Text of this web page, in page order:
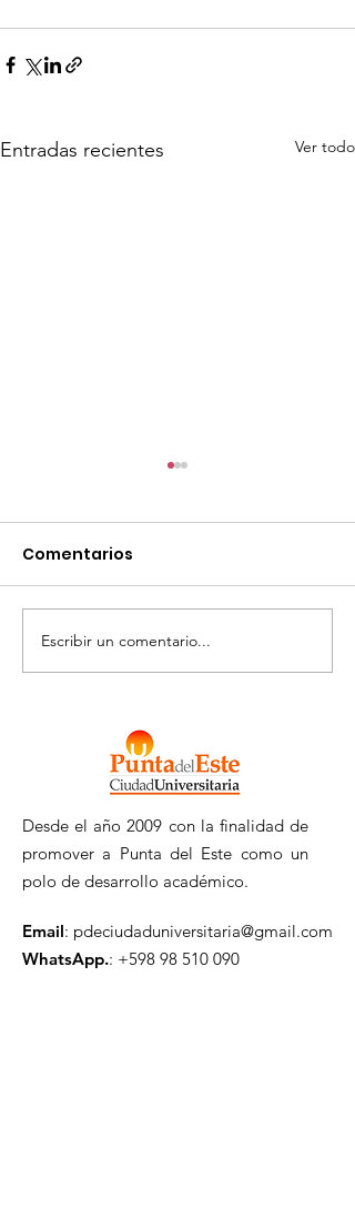
Entradas recientes Ver todo
Llamado Tarjeta
Macro 2026
Comentarios
Escribir un comentario...
Desde el año 2009 con la finalidad de
promover a Punta del Este como un
polo de desarrollo académico.
Email: pdeciudaduniversitaria@gmail.com
WhatsApp.: +598 98 510 090